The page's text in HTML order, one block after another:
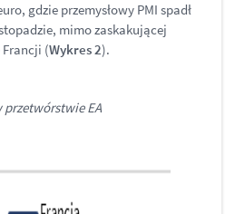
gdzie przemysłowy PMI spadł
mimo zaskakującej
(Wykres 2).
EA